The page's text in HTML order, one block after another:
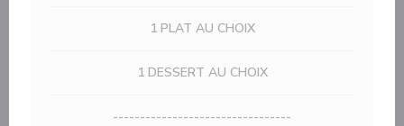
1 PLAT AU CHOIX
1 DESSERT AU CHOIX
---------------------------------